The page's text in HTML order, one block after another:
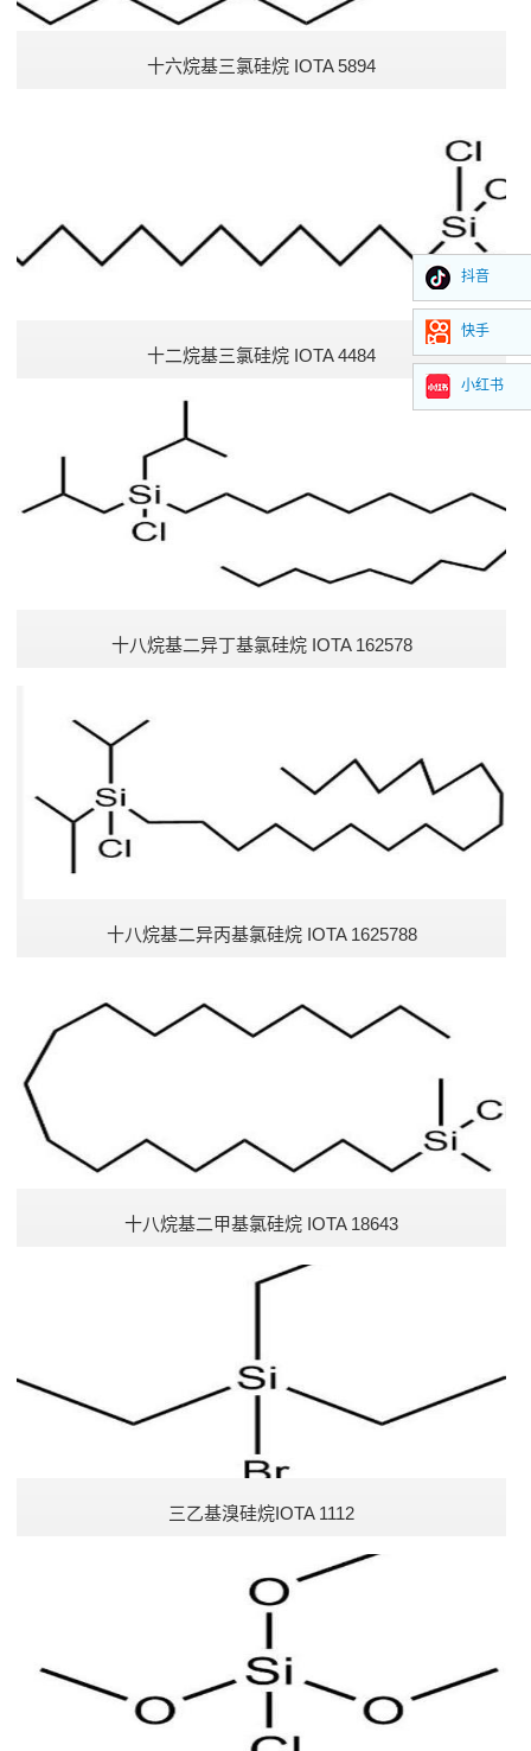
十六烷基三氯硅烷 IOTA 5894
十二烷基三氯硅烷 IOTA 4484
十八烷基二异丁基氯硅烷 IOTA 162578
十八烷基二异丙基氯硅烷 IOTA 1625788
十八烷基二甲基氯硅烷 IOTA 18643
三乙基溴硅烷IOTA 1112
抖音
快手
小红书